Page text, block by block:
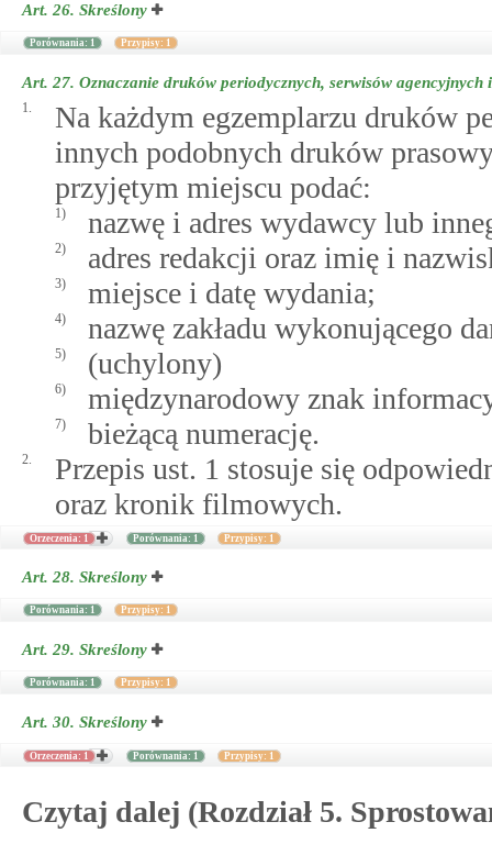
Art. 26. Skreślony
Porównania: 1 Przypisy: 1
Art. 27. Oznaczanie druków periodycznych, serwisów
1.
Na każdym egzemplarzu druków
innych podobnych druków
przyjętym miejscu podać:
1) nazwę i adres wydawcy lub
2) adres redakcji oraz imię i
3) miejsce i datę wydania;
4) nazwę zakładu wykonującego
5) (uchylony)
6) międzynarodowy znak
7) bieżącą numerację.
2.
Przepis ust. 1 stosuje się
oraz kronik filmowych.
Orzeczenia: 1 Porównania: 1 Przypisy: 1
Art. 28. Skreślony
Porównania: 1 Przypisy: 1
Art. 29. Skreślony
Porównania: 1 Przypisy: 1
Art. 30. Skreślony
Orzeczenia: 1 Porównania: 1 Przypisy: 1
Czytaj dalej (Rozdział 5.